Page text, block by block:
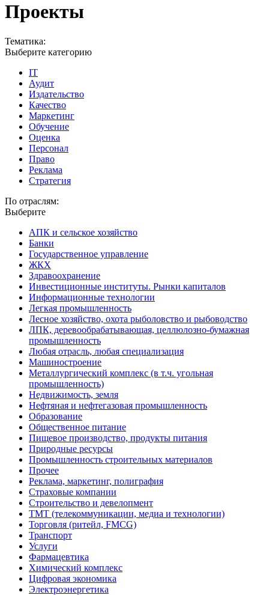
Проекты
Тематика:
Выберите категорию
IT
Аудит
Издательство
Качество
Маркетинг
Обучение
Оценка
Персонал
Право
Реклама
Стратегия
По отраслям:
Выберите
АПК и сельское хозяйство
Банки
Государственное управление
ЖКХ
Здравоохранение
Инвестиционные институты. Рынки капиталов
Информационные технологии
Легкая промышленность
Лесное хозяйство, охота рыболовство и рыбоводство
ЛПК, деревообрабатывающая, целлюлозно-бумажная
промышленность
Любая отрасль, любая специализация
Машиностроение
Металлургический комплекс (в т.ч. угольная
промышленность)
Недвижимость, земля
Нефтяная и нефтегазовая промышленность
Образование
Общественное питание
Пищевое производство, продукты питания
Природные ресурсы
Промышленность строительных материалов
Прочее
Реклама, маркетинг, полиграфия
Страховые компании
Строительство и девелопмент
ТМТ (телекоммуникации, медиа и технологии)
Торговля (ритейл, FMCG)
Транспорт
Услуги
Фармацевтика
Химический комплекс
Цифровая экономика
Электроэнергетика